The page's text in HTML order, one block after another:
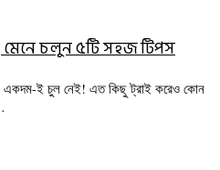
চলুন ৫টি সহজ টিপস
একদম-ই চুল নেই! এত কিছু ট্রাই করেও কোন